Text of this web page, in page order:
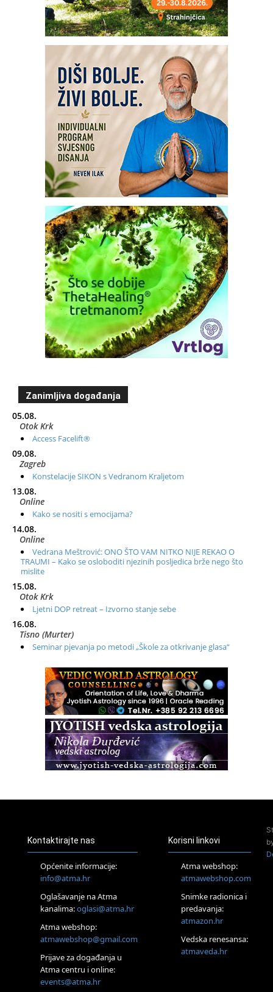
Zanimljiva događanja
05.08.
Otok Krk
Access Facelift®
09.08.
Zagreb
Konstelacije SIKON s Vedranom Kraljetom
13.08.
Online
Kako se nositi s emocijama?
14.08.
Online
Vedrana Meštrović: ONO ŠTO VAM NITKO NIJE REKAO O
TRAUMI – Kako se osloboditi njezinih posljedica brže nego što
mislite
15.08.
Otok Krk
Ljetni DOP retreat – Izvorno stanje sebe
16.08.
Tisno (Murter)
Seminar pjevanja po metodi „Škole za otkrivanje glasa“
Radionica: Pomagači iz drugih dimenzija Online – otvoreno za
Zagreb+Online
Osnovni ThetaHealing® tečaj, Zagreb i Online
Access BARS®, otpusti stres
Pjesma srca / Zagreb
Tečaj Višeg Vodstva, razvijanja intuicije i Akaša zapisa
Online
Postanite Nositelj Vibracije Nove Zemlje
Visoko
Alemka Dauskardt – Jednodnevna radionica sistemskih
konstelacija
Zagreb
Kontaktirajte nas
Općenite informacije:
info@atma.hr
Oglašavanje na Atma
kanalima:oglasi@atma.hr
Atma webshop:
atmawebshop@gmail.com
Prijave za događanja u
Atma centru i online:
events@atma.hr
Korisni linkovi
Atma webshop:
atmawebshop.com
Snimke radionica i
predavanja:
atmazon.hr
Vedska renesansa:
atmaveda.hr